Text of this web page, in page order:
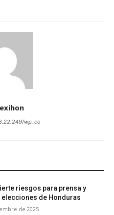
wp_co
riesgos para prensa y
elecciones de Honduras
de 2025